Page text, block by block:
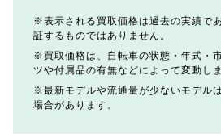
表示される買取価格は過去の実績で
証するものではありません。
買取価格は、自転車の状態・年式・
ツや付属品の有無などによって変動しま
最新モデルや流通量が少ないモデル
場合があります。